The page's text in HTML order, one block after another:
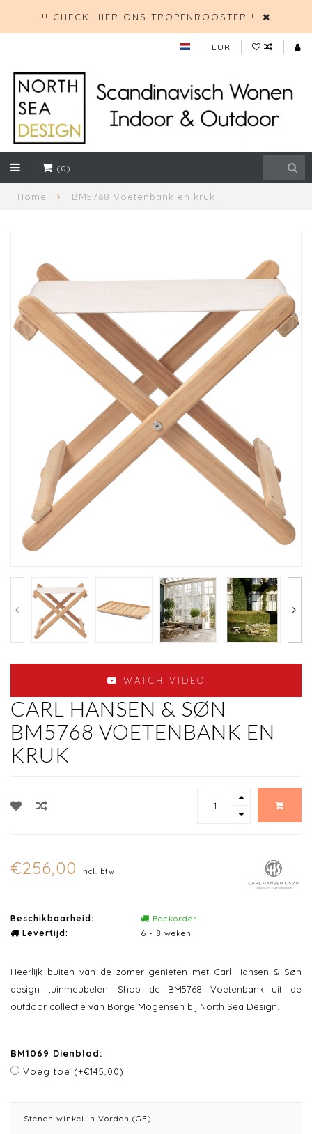
!! CHECK HIER ONS TROPENROOSTER !!
EUR
(0)
Home BM5768 Voetenbank en kruk
WATCH VIDEO
CARL HANSEN & SØN
BM5768 VOETENBANK EN
KRUK
€256,00 Incl. btw
Beschikbaarheid:
Backorder
Levertijd:
6 - 8 weken
Heerlijk buiten van de zomer genieten met Carl Hansen & Søn
design tuinmeubelen! Shop de BM5768 Voetenbank uit de
outdoor collectie van Borge Mogensen bij North Sea Design.
BM1069 Dienblad:
Voeg toe (+€145,00)
Stenen winkel in Vorden (GE)